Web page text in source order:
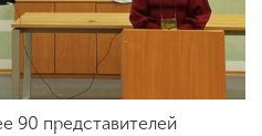
90 представителей